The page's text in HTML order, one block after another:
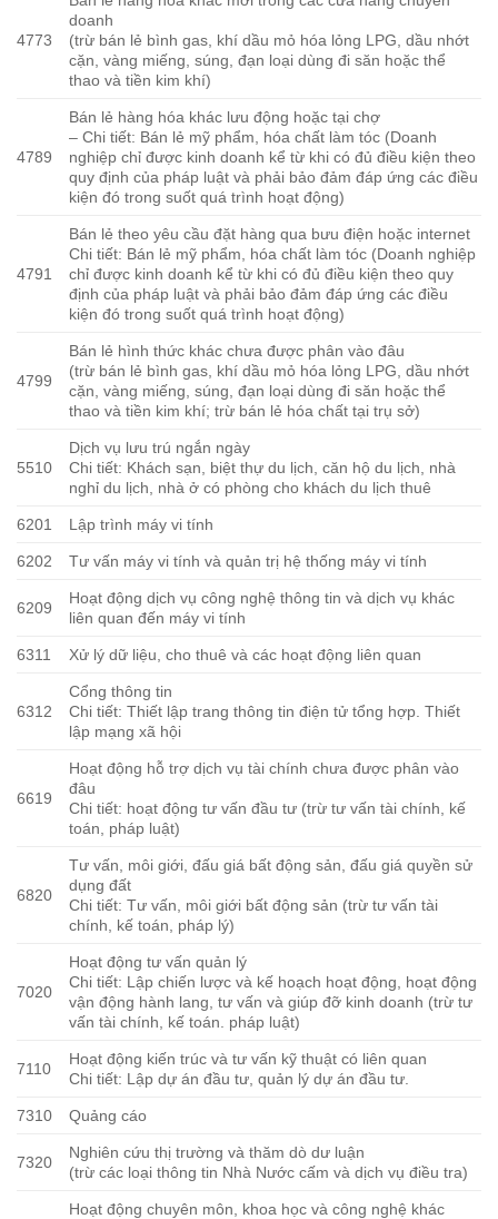
4773
doanh
(trừ bán lẻ bình gas, khí dầu mỏ hóa lỏng LPG, dầu nhớt
cặn, vàng miếng, súng, đạn loại dùng đi săn hoặc thể
thao và tiền kim khí)
4789
Bán lẻ hàng hóa khác lưu động hoặc tại chợ
– Chi tiết: Bán lẻ mỹ phẩm, hóa chất làm tóc (Doanh
nghiệp chỉ được kinh doanh kể từ khi có đủ điều kiện theo
quy định của pháp luật và phải bảo đảm đáp ứng các điều
kiện đó trong suốt quá trình hoạt động)
4791
Bán lẻ theo yêu cầu đặt hàng qua bưu điện hoặc internet
Chi tiết: Bán lẻ mỹ phẩm, hóa chất làm tóc (Doanh nghiệp
chỉ được kinh doanh kể từ khi có đủ điều kiện theo quy
định của pháp luật và phải bảo đảm đáp ứng các điều
kiện đó trong suốt quá trình hoạt động)
4799
Bán lẻ hình thức khác chưa được phân vào đâu
(trừ bán lẻ bình gas, khí dầu mỏ hóa lỏng LPG, dầu nhớt
cặn, vàng miếng, súng, đạn loại dùng đi săn hoặc thể
thao và tiền kim khí; trừ bán lẻ hóa chất tại trụ sở)
5510
Dịch vụ lưu trú ngắn ngày
Chi tiết: Khách sạn, biệt thự du lịch, căn hộ du lịch, nhà
nghỉ du lịch, nhà ở có phòng cho khách du lịch thuê
6201 Lập trình máy vi tính
6202 Tư vấn máy vi tính và quản trị hệ thống máy vi tính
6209
Hoạt động dịch vụ công nghệ thông tin và dịch vụ khác
liên quan đến máy vi tính
6311 Xử lý dữ liệu, cho thuê và các hoạt động liên quan
6312
Cổng thông tin
Chi tiết: Thiết lập trang thông tin điện tử tổng hợp. Thiết
lập mạng xã hội
6619
Hoạt động hỗ trợ dịch vụ tài chính chưa được phân vào
đâu
Chi tiết: hoạt động tư vấn đầu tư (trừ tư vấn tài chính, kế
toán, pháp luật)
6820
Tư vấn, môi giới, đấu giá bất động sản, đấu giá quyền sử
dụng đất
Chi tiết: Tư vấn, môi giới bất động sản (trừ tư vấn tài
chính, kế toán, pháp lý)
7020
Hoạt động tư vấn quản lý
Chi tiết: Lập chiến lược và kế hoạch hoạt động, hoạt động
vận động hành lang, tư vấn và giúp đỡ kinh doanh (trừ tư
vấn tài chính, kế toán. pháp luật)
7110
Hoạt động kiến trúc và tư vấn kỹ thuật có liên quan
Chi tiết: Lập dự án đầu tư, quản lý dự án đầu tư.
7310 Quảng cáo
7320
Nghiên cứu thị trường và thăm dò dư luận
(trừ các loại thông tin Nhà Nước cấm và dịch vụ điều tra)
Hoạt động chuyên môn, khoa học và công nghệ khác